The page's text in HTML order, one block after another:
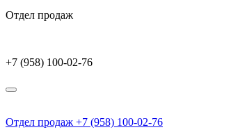
Отдел продаж
+7 (958) 100-02-76
Отдел продаж +7 (958) 100-02-76